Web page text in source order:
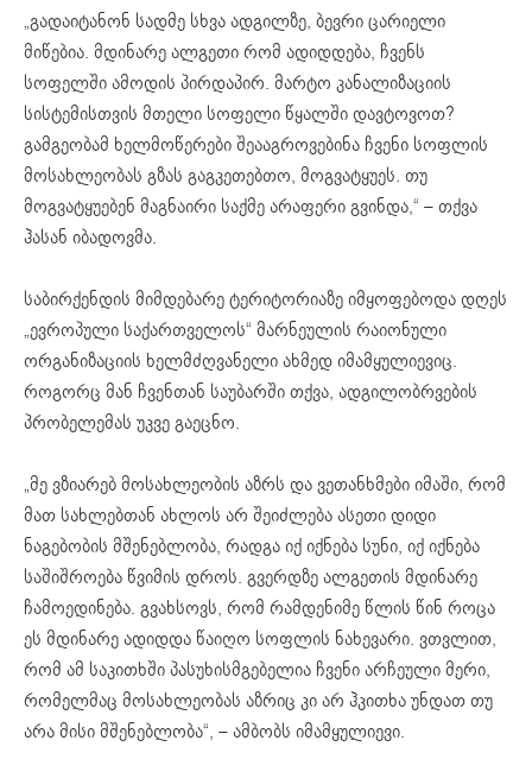
„გადაიტანონ სადმე სხვა ადგილზე, ბევრი ცარიელი
მიწებია. მდინარე ალგეთი რომ ადიდდება, ჩვენს
სოფელში ამოდის პირდაპირ. მარტო კანალიზაციის
სისტემისთვის მთელი სოფელი წყალში დავტოვოთ?
გამგეობამ ხელმოწერები შეააგროვებინა ჩვენი სოფლის
მოსახლეობას გზას გაგკეთებთო, მოგვატყუეს. თუ
მოგვატყუებენ მაგნაირი საქმე არაფერი გვინდა,“ – თქვა
ჰასან იბადოვმა.
საბირქენდის მიმდებარე ტერიტორიაზე იმყოფებოდა დღეს
„ევროპული საქართველოს“ მარნეულის რაიონული
ორგანიზაციის ხელმძღვანელი ახმედ იმამყულიევიც.
როგორც მან ჩვენთან საუბარში თქვა, ადგილობრვების
პრობელემას უკვე გაეცნო.
„მე ვზიარებ მოსახლეობის აზრს და ვეთანხმები იმაში, რომ
მათ სახლებთან ახლოს არ შეიძლება ასეთი დიდი
ნაგებობის მშენებლობა, რადგა იქ იქნება სუნი, იქ იქნება
საშიშროება წვიმის დროს. გვერდზე ალგეთის მდინარე
ჩამოედინება. გვახსოვს, რომ რამდენიმე წლის წინ როცა
ეს მდინარე ადიდდა წაიღო სოფლის ნახევარი. ვთვლით,
რომ ამ საკითხში პასუხისმგებელია ჩვენი არჩეული მერი,
რომელმაც მოსახლეობას აზრიც კი არ ჰკითხა უნდათ თუ
არა მისი მშენებლობა“, – ამბობს იმამყულიევი.